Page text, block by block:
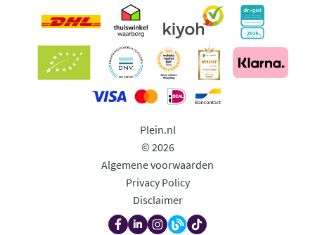
Plein.nl
© 2026
Algemene voorwaarden
Privacy Policy
Disclaimer